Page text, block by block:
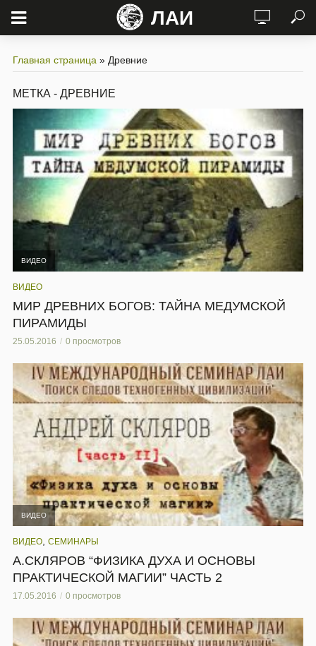
ЛАИ
Главная страница » Древние
МЕТКА - ДРЕВНИЕ
ВИДЕО
ВИДЕО
МИР ДРЕВНИХ БОГОВ: ТАЙНА МЕДУМСКОЙ
ПИРАМИДЫ
25.05.2016 0 просмотров
ВИДЕО
ВИДЕО СЕМИНАРЫ
А.СКЛЯРОВ “ФИЗИКА ДУХА И ОСНОВЫ
ПРАКТИЧЕСКОЙ МАГИИ” ЧАСТЬ 2
17.05.2016 0 просмотров